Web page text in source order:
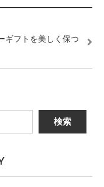
ギフトを美しく保つ